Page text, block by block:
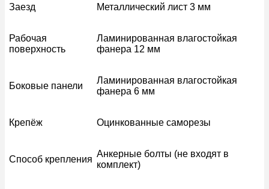
Заезд Металлический лист 3 мм
Рабочая
поверхность
Ламинированная влагостойкая
фанера 12 мм
Боковые панели
Ламинированная влагостойкая
фанера 6 мм
Крепёж Оцинкованные саморезы
Способ крепления
Анкерные болты (не входят в
комплект)